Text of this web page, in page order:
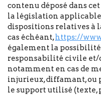
contenu déposé dans
la législation
dispositions relatives à
cas échéant,https://
également la possibilité
responsabilité civile et/
notamment en cas de
injurieux, diffamant, ou
le support utilisé